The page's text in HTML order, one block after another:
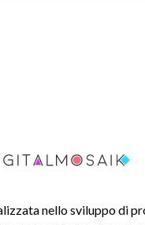
nello sviluppo di